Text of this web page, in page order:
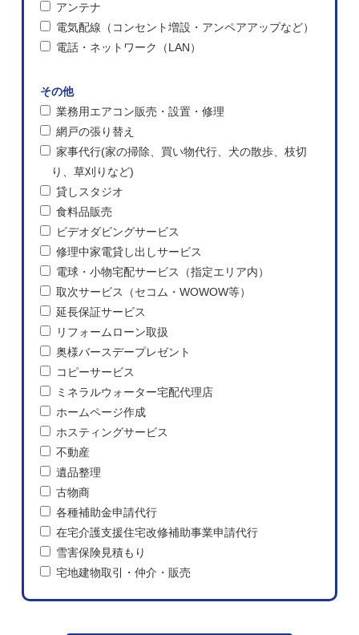
アンテナ
電気配線（コンセント増設・アンペアアップなど）
電話・ネットワーク（LAN）
その他
業務用エアコン販売・設置・修理
網戸の張り替え
家事代行(家の掃除、買い物代行、犬の散歩、枝切
り、草刈りなど)
貸しスタジオ
食料品販売
ビデオダビングサービス
修理中家電貸し出しサービス
電球・小物宅配サービス（指定エリア内）
取次サービス（セコム・WOWOW等）
延長保証サービス
リフォームローン取扱
奥様バースデープレゼント
コピーサービス
ミネラルウォーター宅配代理店
ホームページ作成
ホスティングサービス
不動産
遺品整理
古物商
各種補助金申請代行
在宅介護支援住宅改修補助事業申請代行
雪害保険見積もり
宅地建物取引・仲介・販売